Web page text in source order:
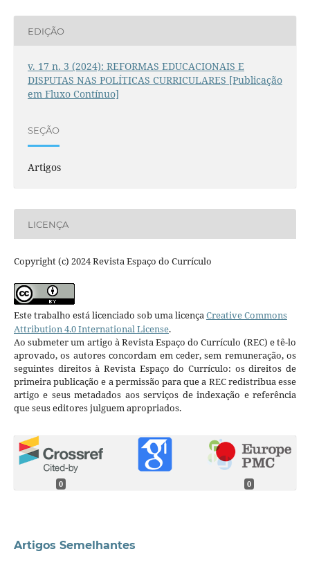
EDIÇÃO
v. 17 n. 3 (2024): REFORMAS EDUCACIONAIS E
DISPUTAS NAS POLÍTICAS CURRICULARES [Publicação
em Fluxo Contínuo]
SEÇÃO
Artigos
LICENÇA
Copyright (c) 2024 Revista Espaço do Currículo
Este trabalho está licenciado sob uma licençaCreative Commons
Attribution 4.0 International License.
Ao submeter um artigo à Revista Espaço do Currículo (REC) e tê-lo
aprovado, os autores concordam em ceder, sem remuneração, os
seguintes direitos à Revista Espaço do Currículo: os direitos de
primeira publicação e a permissão para que a REC redistribua esse
artigo e seus metadados aos serviços de indexação e referência
que seus editores julguem apropriados.
0 0
Artigos Semelhantes